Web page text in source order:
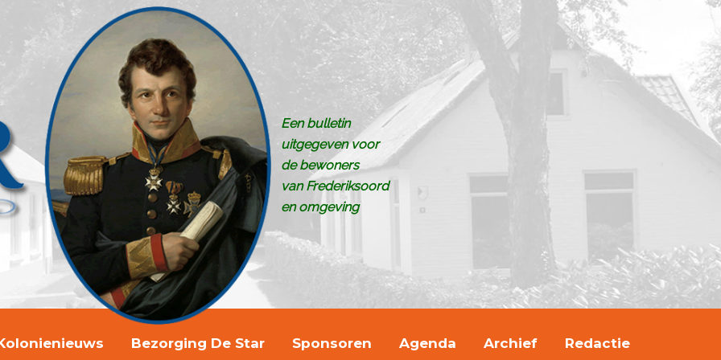
Een bulletin
uitgegeven voor
de bewoners
van Frederiksoord
en omgeving
Bezorging De Star Sponsoren Agenda Archief Redactie